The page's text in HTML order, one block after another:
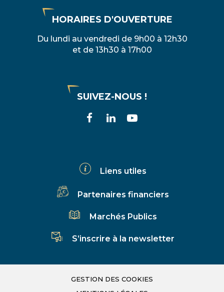
HORAIRES D'OUVERTURE
Du lundi au vendredi de 9h00 à 12h30
et de 13h30 à 17h00
SUIVEZ-NOUS !
Lien
Facebook
Lien
LinkedinYoutube
Liens utiles
Partenaires financiers
Marchés Publics
S’inscrire à la newsletter
GESTION DES COOKIES